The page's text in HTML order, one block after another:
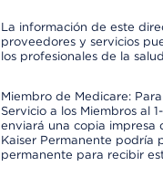
La información de este
proveedores y servicios
los profesionales de la
Miembro de Medicare:
Servicio a los Miembros al
enviará una copia impresa
Kaiser Permanente podría
permanente para recibir